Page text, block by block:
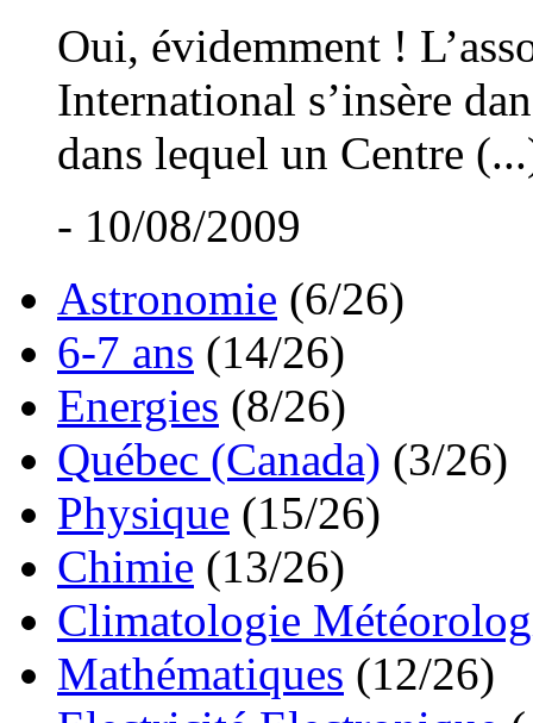
Oui, évidemment !
International s’insère
dans lequel un Centre
- 10/08/2009
Astronomie (6/26)
6-7 ans (14/26)
Energies (8/26)
Québec (Canada) (3/26)
Physique (15/26)
Chimie (13/26)
Climatologie
Mathématiques (12/26)